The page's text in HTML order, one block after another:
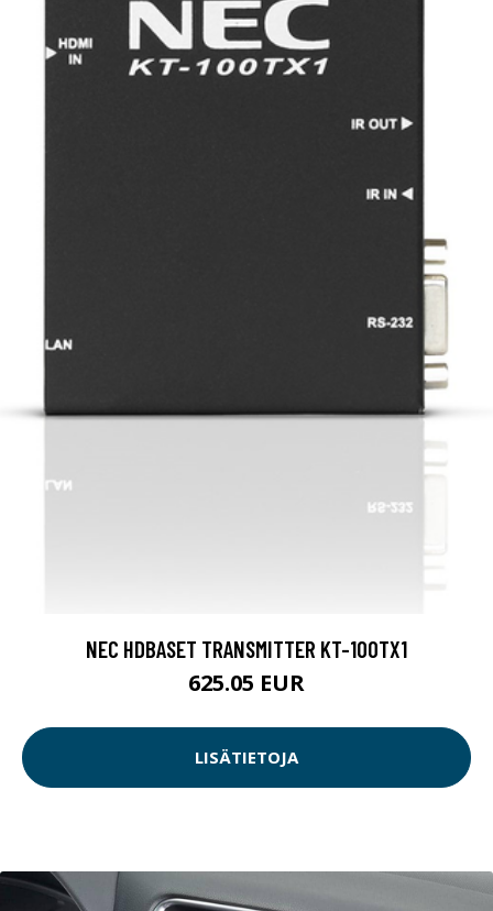
NEC HDBASET TRANSMITTER KT-100TX1
625.05 EUR
LISÄTIETOJA